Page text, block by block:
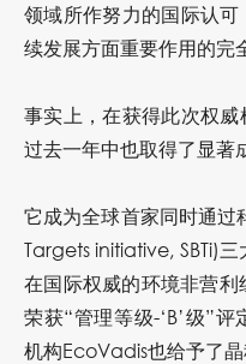
领域所作努力的国际认
续发展方面重要作用的完
事实上，在获得此次权
过去一年中也取得了显著
它成为全球首家同时通
Targets initiative, SBTi)
在国际权威的环境非营
荣获“管理等级-‘B’级”
机构EcoVadis也给予了